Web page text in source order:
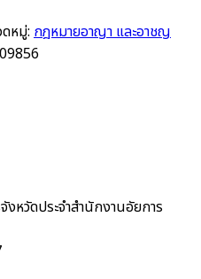
หมู่: กฎหมายอาญา และอาชญ
หวัดประจำสำนักงานอัยการ